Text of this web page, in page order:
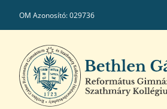
OM Azonosító: 029736